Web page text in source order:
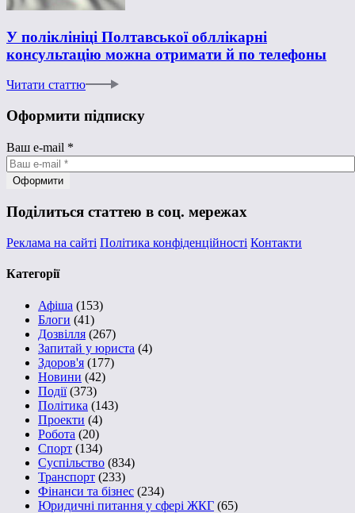
У поліклініці Полтавської обллікарні
консультацію можна отримати й по телефоны
Читати статтю
Оформити підписку
Ваш e-mail *
Поділиться статтею в соц. мережах
Реклама на сайті Політика конфіденційності Контакти
Категорії
Афіша (153)
Блоги (41)
Дозвілля (267)
Запитай у юриста (4)
Здоров'я (177)
Новини (42)
Події(373)
Політика (143)
Проекти (4)
Робота (20)
Спорт (134)
Суспільство (834)
Транспорт (233)
Фінанси та бізнес (234)
Юридичні питання у сфері ЖКГ (65)